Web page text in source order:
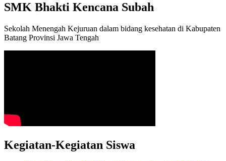
SMK Bhakti Kencana Subah
Sekolah Menengah Kejuruan dalam bidang kesehatan di Kabupaten
Batang Provinsi Jawa Tengah
Kegiatan-Kegiatan Siswa